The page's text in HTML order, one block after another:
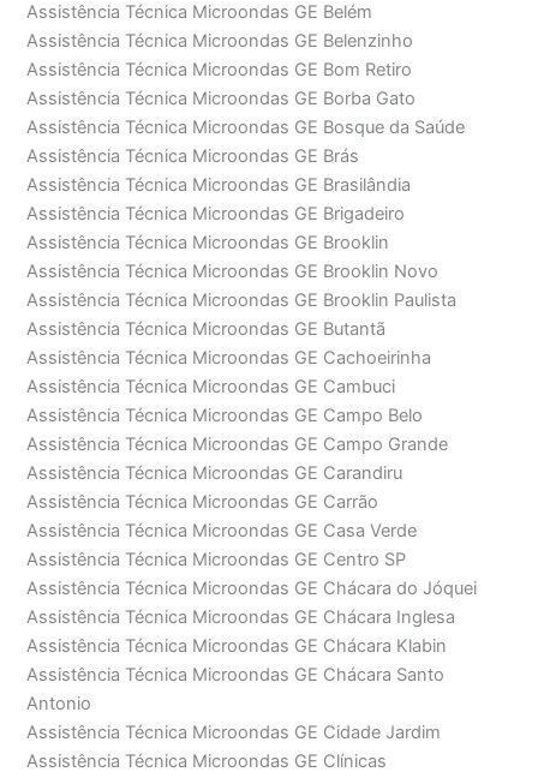
Assistência Técnica Microondas GE Belém
Assistência Técnica Microondas GE Belenzinho
Assistência Técnica Microondas GE Bom Retiro
Assistência Técnica Microondas GE Borba Gato
Assistência Técnica Microondas GE Bosque da Saúde
Assistência Técnica Microondas GE Brás
Assistência Técnica Microondas GE Brasilândia
Assistência Técnica Microondas GE Brigadeiro
Assistência Técnica Microondas GE Brooklin
Assistência Técnica Microondas GE Brooklin Novo
Assistência Técnica Microondas GE Brooklin Paulista
Assistência Técnica Microondas GE Butantã
Assistência Técnica Microondas GE Cachoeirinha
Assistência Técnica Microondas GE Cambuci
Assistência Técnica Microondas GE Campo Belo
Assistência Técnica Microondas GE Campo Grande
Assistência Técnica Microondas GE Carandiru
Assistência Técnica Microondas GE Carrão
Assistência Técnica Microondas GE Casa Verde
Assistência Técnica Microondas GE Centro SP
Assistência Técnica Microondas GE Chácara do Jóquei
Assistência Técnica Microondas GE Chácara Inglesa
Assistência Técnica Microondas GE Chácara Klabin
Assistência Técnica Microondas GE Chácara Santo
Antonio
Assistência Técnica Microondas GE Cidade Jardim
Assistência Técnica Microondas GE Clínicas